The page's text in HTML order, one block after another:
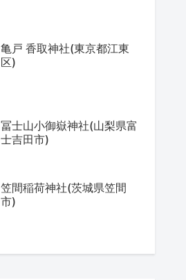
亀戸 香取神社(東京都江東
区)
冨士山小御嶽神社(山梨県富
士吉田市)
笠間稲荷神社(茨城県笠間
市)